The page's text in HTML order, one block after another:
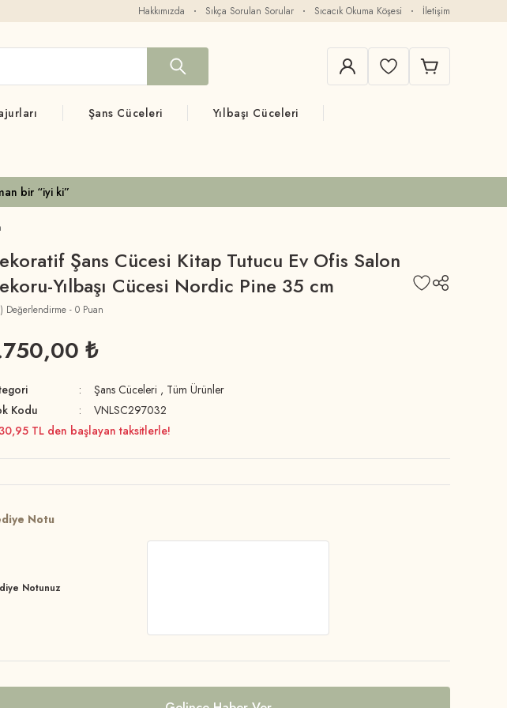
Hakkımızda Sıkça Sorulan Sorular Sıcacık Okuma Köşesi İletişim
Şans Cüceleri Yılbaşı Cüceleri
bir “iyi ki”
Şans Cücesi Kitap Tutucu Ev Ofis Salon
Yılbaşı Cücesi Nordic Pine 35 cm
Değerlendirme - 0 Puan
₺
Şans Cüceleri , Tüm Ürünler
Kodu
VNLSC297032
TL den başlayan taksitlerle!
Notu
Notunuz